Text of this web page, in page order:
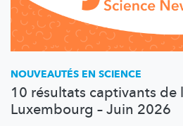
NOUVEAUTÉS EN SCIENCE
10 résultats captivants de
Luxembourg – Juin 2026